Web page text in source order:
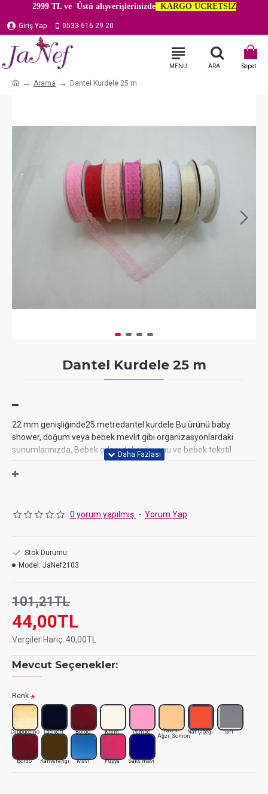
2999 TL ve Üstü alışverişlerinizdeKARGO ÜCRETSİZ
Giriş Yap 0533 616 29 20
Arama Dantel Kurdele 25 m
Dantel Kurdele 25 m
22 mm genişliğinde25 metredantel kurdele Bu ürünü baby
shower, doğum veya bebek mevlit gibi organizasyonlardaki
sunumlarınızda, Bebek odası dekorasyonu ve bebek tekstil
ürünlerinde dekoratif amaçlı kullanabilirsiniz
0 yorum yapılmış. - Yorum Yap
44,00TL
101,21TL
Vergiler Hariç: 40,00TL
Stok Durumu:
Model: JaNef2103
Mevcut Seçenekler:
Renk
Cappuccino Lacivert Bordo Krem Pembe
Yavru
Ağzı_Somon
Nar Çiçeği Gri
Bordo Kahverengi Mavi Fuşya Saks mavi